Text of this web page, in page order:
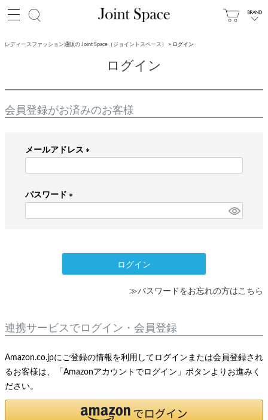
レディースファッション通販の Joint Space（ジョイントスペース） ログイン
ログイン
会員登録がお済みのお客様
メールアドレス
パスワード
ログイン
≫パスワードをお忘れの方はこちら
連携サービスでログイン・会員登録
Amazon.co.jpにご登録の情報を利用してログインまたは会員登録され
るお客様は、「Amazonアカウントでログイン」ボタンよりお進みく
ださい。